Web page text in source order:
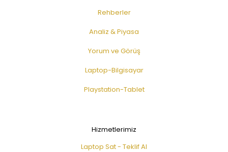
Rehberler
Analiz & Piyasa
Yorum ve Görüş
Laptop-Bilgisayar
Playstation-Tablet
Hizmetlerimiz
Laptop Sat - Teklif Al